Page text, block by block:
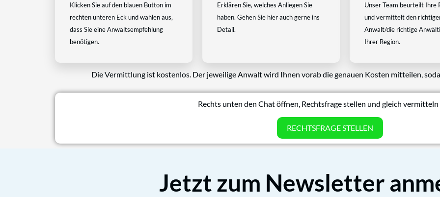
Klicken Sie auf den blauen Button im
rechten unteren Eck und wählen aus,
dass Sie eine Anwaltsempfehlung
benötigen.
Erklären Sie, welches Anliegen Sie
haben. Gehen Sie hier auch gerne ins
Detail.
Unser Team beurteilt Ihre
und vermittelt den
Anwalt/die richtige
Ihrer Region.
Die Vermittlung ist kostenlos. Der jeweilige Anwalt wird Ihnen vorab die genauen Kosten mitteilen,
Rechts unten den Chat öffnen, Rechtsfrage stellen und gleich vermitteln
RECHTSFRAGE STELLEN
Jetzt zum Newsletter